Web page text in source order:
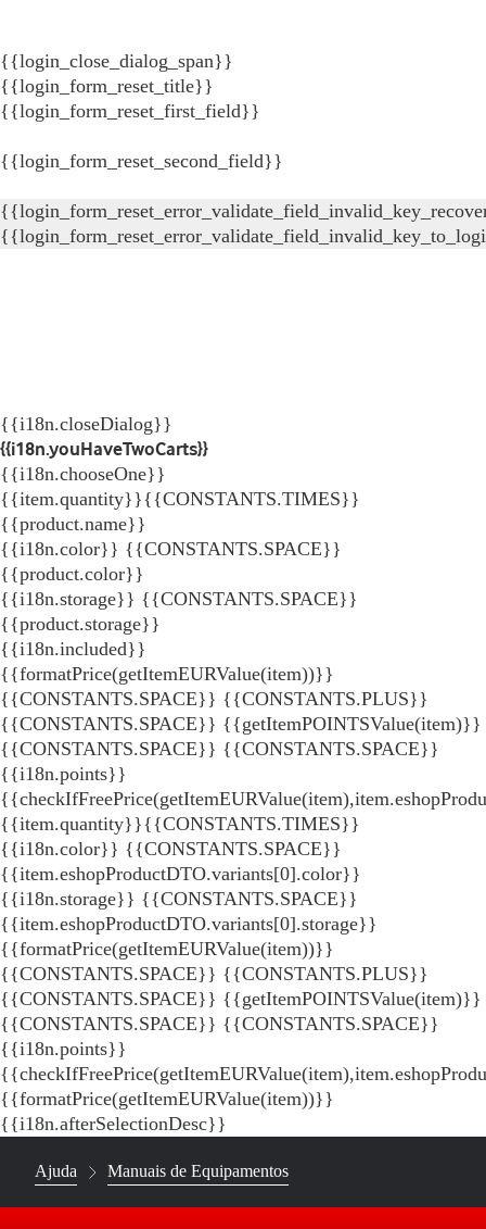
{{login_close_dialog_span}}
{{login_form_reset_title}}
{{login_form_reset_first_field}}
{{login_form_reset_second_field}}
{{i18n.closeDialog}}
{{i18n.youHaveTwoCarts}}
{{i18n.chooseOne}}
{{item.quantity}}{{CONSTANTS.TIMES}}
{{product.name}}
{{i18n.color}} {{CONSTANTS.SPACE}}
{{product.color}}
{{i18n.storage}} {{CONSTANTS.SPACE}}
{{product.storage}}
{{i18n.included}}
{{formatPrice(getItemEURValue(item))}}
{{CONSTANTS.SPACE}} {{CONSTANTS.PLUS}}
{{CONSTANTS.SPACE}} {{getItemPOINTSValue(item)}}
{{CONSTANTS.SPACE}} {{CONSTANTS.SPACE}}
{{i18n.points}}
{{item.quantity}}{{CONSTANTS.TIMES}}
{{i18n.color}} {{CONSTANTS.SPACE}}
{{item.eshopProductDTO.variants[0].color}}
{{i18n.storage}} {{CONSTANTS.SPACE}}
{{item.eshopProductDTO.variants[0].storage}}
{{formatPrice(getItemEURValue(item))}}
{{CONSTANTS.SPACE}} {{CONSTANTS.PLUS}}
{{CONSTANTS.SPACE}} {{getItemPOINTSValue(item)}}
{{CONSTANTS.SPACE}} {{CONSTANTS.SPACE}}
{{i18n.points}}
{{formatPrice(getItemEURValue(item))}}
{{i18n.afterSelectionDesc}}
Ajuda Manuais de Equipamentos